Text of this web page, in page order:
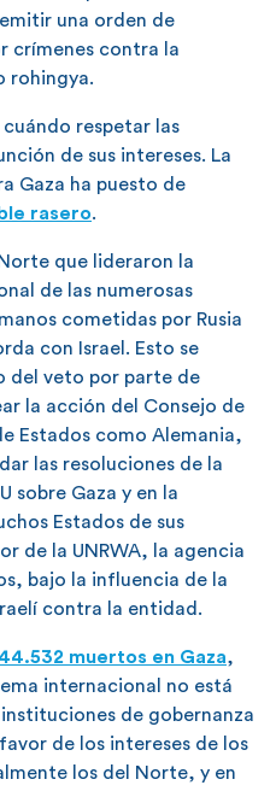
una orden de
crímenes contra la
rohingya.
respetar las
de sus intereses. La
Gaza ha puesto de
rasero.
que lideraron la
de las numerosas
cometidas por Rusia
con Israel. Esto se
del veto por parte de
la acción del Consejo de
Estados como Alemania,
las resoluciones de la
sobre Gaza y en la
Estados de sus
de la UNRWA, la agencia
bajo la influencia de la
contra la entidad.
44.532 muertos en Gaza,
internacional no está
de gobernanza
de los intereses de los
los del Norte, y en